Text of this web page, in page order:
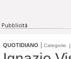
QUOTIDIANO Categorie: